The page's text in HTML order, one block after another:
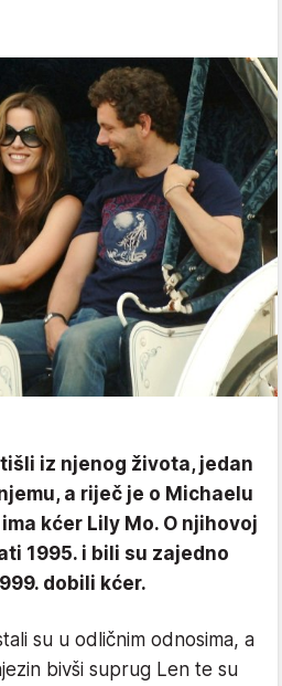
iz njenog života, jedan
a riječ je o Michaelu
kćer Lily Mo. O njihovoj
1995. i bili su zajedno
dobili kćer.
su u odličnim odnosima, a
bivši suprug Len te su